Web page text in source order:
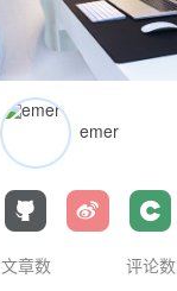
emer
文章数 评论数